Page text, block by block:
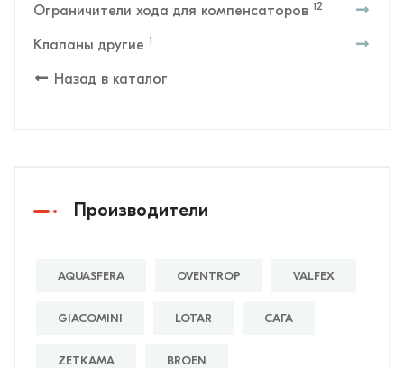
Ограничители хода для компенсаторов 12
Клапаны другие 1
Назад в каталог
Производители
AQUASFERA OVENTROP VALFEX
GIACOMINI LOTAR САГА
ZETKAMA BROEN